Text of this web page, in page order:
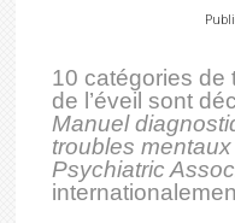
10 catégories de
de l’éveil sont
Manuel
troubles mentaux
Psychiatric